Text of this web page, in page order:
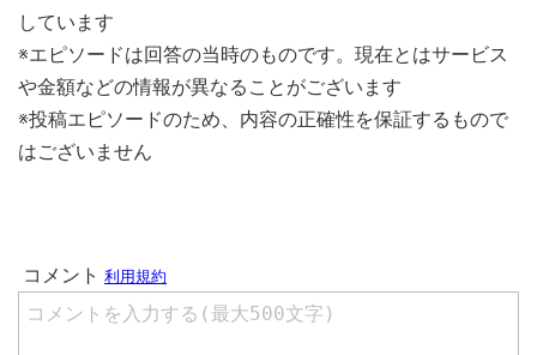
しています
※エピソードは回答の当時のものです。現在とはサービス
や金額などの情報が異なることがございます
※投稿エピソードのため、内容の正確性を保証するもので
はございません